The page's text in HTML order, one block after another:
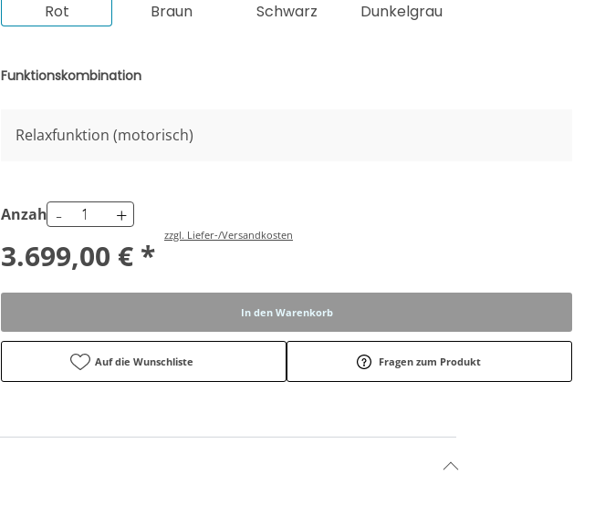
Rot Braun Schwarz Dunkelgrau
Funktionskombination
Relaxfunktion (motorisch)
Anzahl - +
3.699,00 € *
zzgl. Liefer-/Versandkosten
In den Warenkorb
Auf die Wunschliste Fragen zum Produkt